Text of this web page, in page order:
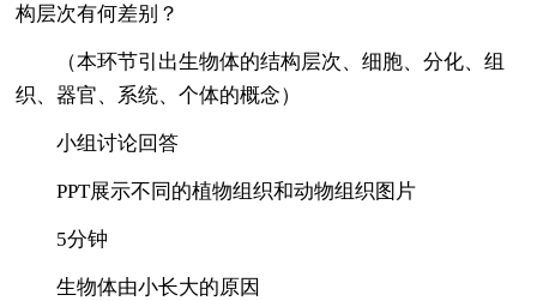
构层次有何差别？
（本环节引出生物体的结构层次、细胞、分化、组
织、器官、系统、个体的概念）
小组讨论回答
PPT展示不同的植物组织和动物组织图片
5分钟
生物体由小长大的原因